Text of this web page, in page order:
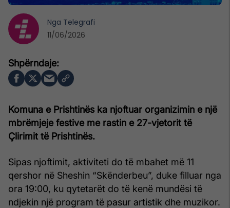
Komuna e Prishtinës ka njoftuar organizimin e një
mbrëmjeje festive me rastin e 27-vjetorit të
Çlirimit të Prishtinës.
Sipas njoftimit, aktiviteti do të mbahet më 11
qershor në Sheshin “Skënderbeu”, duke filluar nga
ora 19:00, ku qytetarët do të kenë mundësi të
ndjekin një program të pasur artistik dhe muzikor.
Nga Telegrafi
11/06/2026